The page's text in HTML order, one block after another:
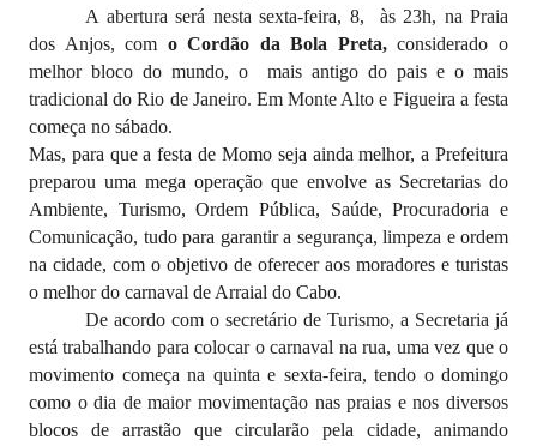
A abertura será nesta sexta-feira, 8, às 23h, na Praia
dos Anjos, com o Cordão da Bola Preta,considerado o
melhor bloco do mundo, o mais antigo do pais e o mais
tradicional do Rio de Janeiro. Em Monte Alto e Figueira a festa
começa no sábado.
Mas, para que a festa de Momo seja ainda melhor, a Prefeitura
preparou uma mega operação que envolve as Secretarias do
Ambiente, Turismo, Ordem Pública, Saúde, Procuradoria e
Comunicação, tudo para garantir a segurança, limpeza e ordem
na cidade, com o objetivo de oferecer aos moradores e turistas
o melhor do carnaval de Arraial do Cabo.
De acordo com o secretário de Turismo, a Secretaria já
está trabalhando para colocar o carnaval na rua, uma vez que o
movimento começa na quinta e sexta-feira, tendo o domingo
como o dia de maior movimentação nas praias e nos diversos
blocos de arrastão que circularão pela cidade, animando